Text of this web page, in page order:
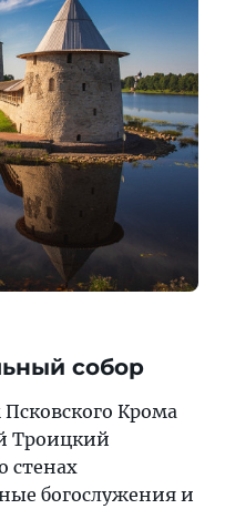
собор
Крома
Троицкий
стенах
богослужения и